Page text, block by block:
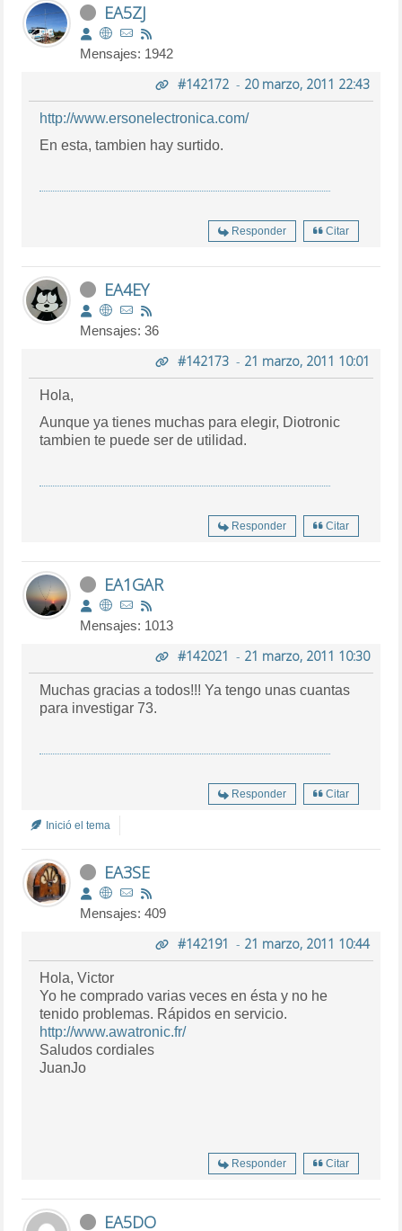
EA5ZJ
Mensajes: 1942
#142172- 20 marzo, 2011 22:43
http://www.ersonelectronica.com/
En esta, tambien hay surtido.
Responder Citar
EA4EY
Mensajes: 36
#142173- 21 marzo, 2011 10:01
Hola,
Aunque ya tienes muchas para elegir, Diotronic
tambien te puede ser de utilidad.
Responder Citar
EA1GAR
Mensajes: 1013
#142021 - 21 marzo, 2011 10:30
Muchas gracias a todos!!! Ya tengo unas cuantas
para investigar 73.
Responder Citar
Inició el tema
EA3SE
Mensajes: 409
#142191 - 21 marzo, 2011 10:44
Hola, Victor
Yo he comprado varias veces en ésta y no he
tenido problemas. Rápidos en servicio.
http://www.awatronic.fr/
Saludos cordiales
JuanJo
Responder Citar
EA5DO